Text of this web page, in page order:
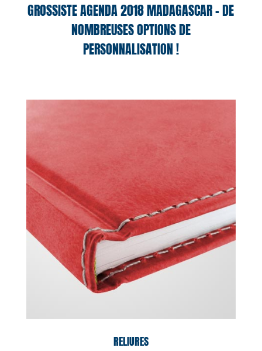
GROSSISTE AGENDA 2018 MADAGASCAR – DE
NOMBREUSES OPTIONS DE
PERSONNALISATION !
RELIURES